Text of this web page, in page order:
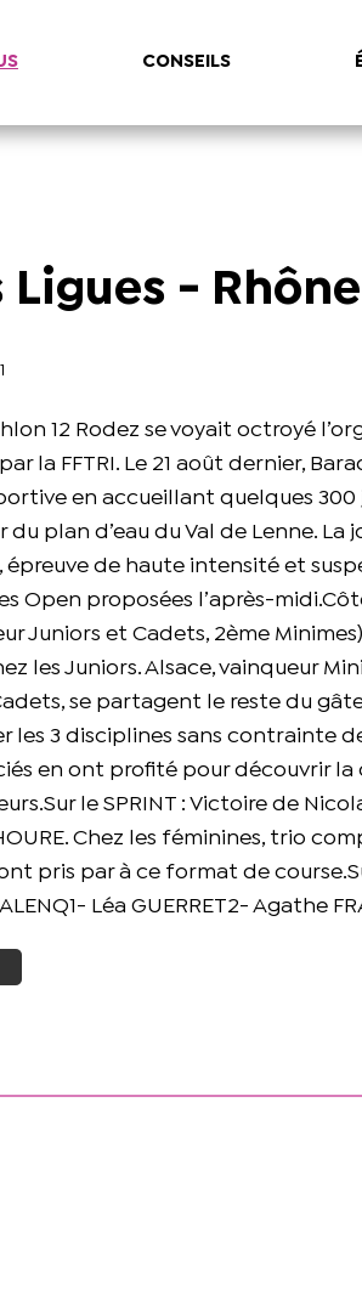
CONSEILS
Ligues -
12 Rodez se voyait octroyé
la FFTRI. Le 21 août dernier,
en accueillant quelques 300
plan d’eau du Val de Lenne.
de haute intensité et
Open proposées l’après-
Juniors et Cadets, 2ème
les Juniors. Alsace, vainqueur
se partagent le reste du
les 3 disciplines sans contrainte
en ont profité pour découvrir
le SPRINT : Victoire de
Chez les féminines, trio
ont pris par à ce format de
Léa GUERRET2- Agathe